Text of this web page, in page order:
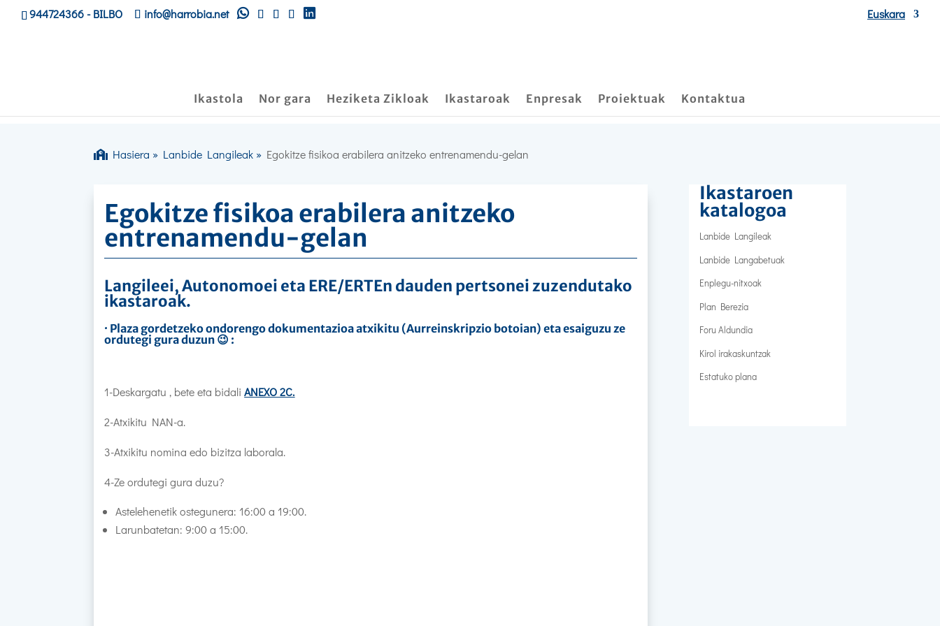
944724366- BILBO info@harrobia.net Euskara
Ikastola Nor gara Heziketa Zikloak Ikastaroak Enpresak Proiektuak Kontaktua
Hasiera » Lanbide Langileak » Egokitze fisikoa erabilera anitzeko entrenamendu-gelan
Egokitze fisikoa erabilera anitzeko
entrenamendu-gelan
Langileei, Autonomoei eta ERE/ERTEn dauden pertsonei zuzendutako
ikastaroak.
· Plaza gordetzeko ondorengo dokumentazioa atxikitu (Aurreinskripzio botoian) eta esaiguzu ze
ordutegi gura duzun 😉 :
1-Deskargatu , bete eta bidaliANEXO 2C.
2-Atxikitu NAN-a.
3-Atxikitu nomina edo bizitza laborala.
4-Ze ordutegi gura duzu?
Astelehenetik ostegunera: 16:00 a 19:00.
Larunbatetan: 9:00 a 15:00.
Ikastaroen
katalogoa
Lanbide Langileak
Lanbide Langabetuak
Enplegu-nitxoak
Plan Berezia
Foru Aldundia
Kirol irakaskuntzak
Estatuko plana